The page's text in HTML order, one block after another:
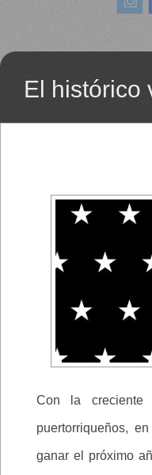
El histórico
Con la creciente
puertorriqueños,
ganar el próximo